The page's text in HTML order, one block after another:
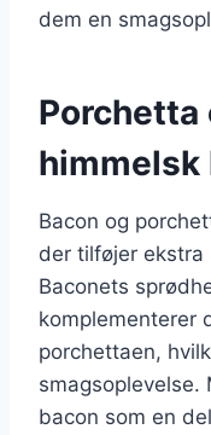
dem en
Porchetta
himmelsk
Bacon og
der tilføjer
Baconets
komplementerer
porchettaen,
smagsoplevelse.
bacon som en